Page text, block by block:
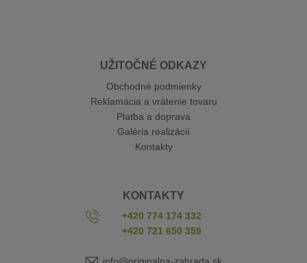
UŽITOČNÉ ODKAZY
Obchodné podmienky
Reklamácia a vrátenie tovaru
Platba a doprava
Galéria realizácií
Kontakty
KONTAKTY
+420 774 174 332
+420 721 650 359